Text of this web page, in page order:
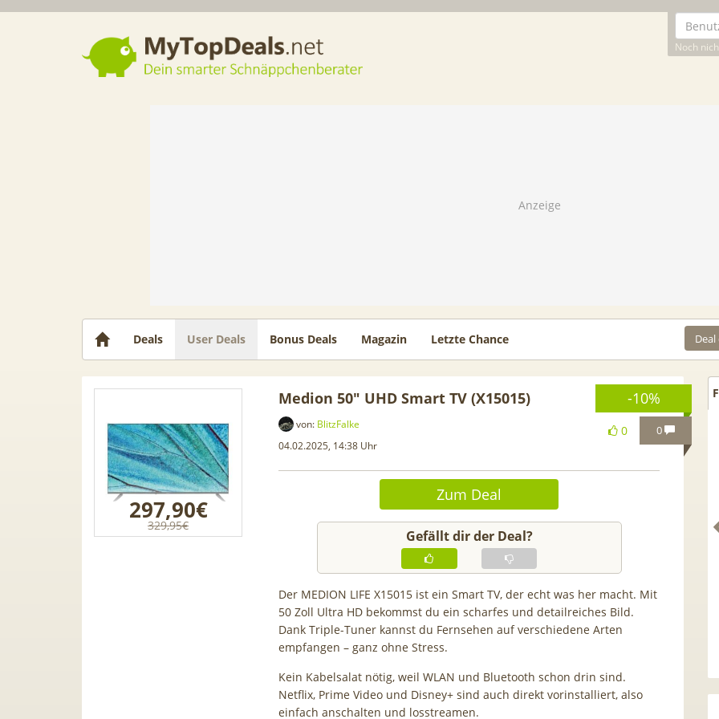
Noch
Dein smarter Schnäppchenberater
Deals User Deals Bonus Deals Magazin Letzte Chance
-10%
0
0
297,90€
329,95€
Medion 50″ UHD Smart TV (X15015)
von: BlitzFalke
04.02.2025, 14:38 Uhr
Zum Deal
Gefällt dir der Deal?
Der MEDION LIFE X15015 ist ein Smart TV, der echt was her macht. Mit
50 Zoll Ultra HD bekommst du ein scharfes und detailreiches Bild.
Dank Triple-Tuner kannst du Fernsehen auf verschiedene Arten
empfangen – ganz ohne Stress.
Kein Kabelsalat nötig, weil WLAN und Bluetooth schon drin sind.
Netflix, Prime Video und Disney+ sind auch direkt vorinstalliert, also
einfach anschalten und losstreamen.
80GB für 29,99€ mit GigaKombi
[Eff. GRATIS!] 📲 Samsung
Galaxy S26 (256GB) für 169€ +
50GB 5G Otelo Vodafone Allnet
für 19,99€ + 50€ BONUS
50€ Wechselbonus! 🎉 50GB 5G
| 0,00€ Anschlusskosten |
5,91€